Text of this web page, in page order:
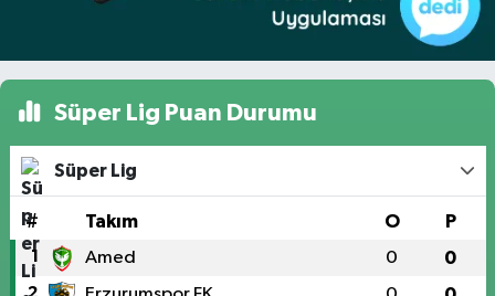
Süper Lig Puan Durumu
Süper Lig
# Takım O P
1 Amed 0 0